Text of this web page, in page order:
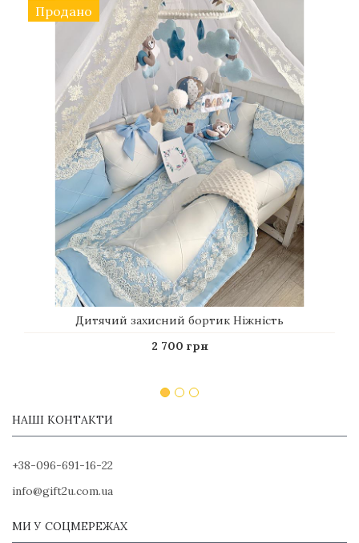
Продано
Дитячий захисний бортик Ніжність
2 700 грн
НАШІ КОНТАКТИ
+38-096-691-16-22
info@gift2u.com.ua
МИ У СОЦМЕРЕЖАХ